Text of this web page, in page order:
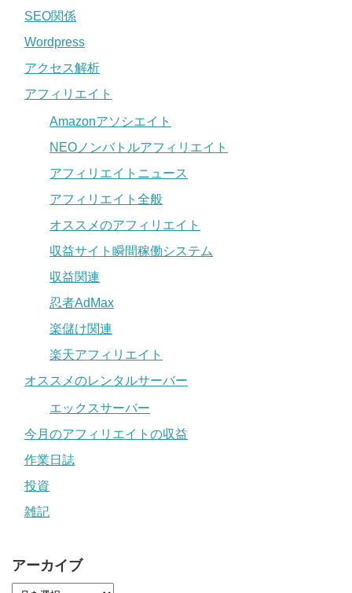
SEO関係
Wordpress
アクセス解析
アフィリエイト
Amazonアソシエイト
NEOノンバトルアフィリエイト
アフィリエイトニュース
アフィリエイト全般
オススメのアフィリエイト
収益サイト瞬間稼働システム
収益関連
忍者AdMax
楽儲け関連
楽天アフィリエイト
オススメのレンタルサーバー
エックスサーバー
今月のアフィリエイトの収益
作業日誌
投資
雑記
アーカイブ